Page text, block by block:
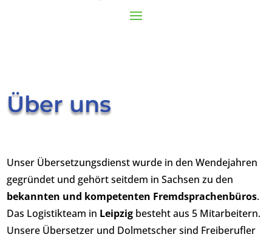
Über uns
Unser Übersetzungsdienst wurde in den Wendejahren
gegründet und gehört seitdem in Sachsen zu den
bekannten und kompetenten Fremdsprachenbüros.
Das Logistikteam in Leipzig besteht aus 5 Mitarbeitern.
Unsere Übersetzer und Dolmetscher sind Freiberufler